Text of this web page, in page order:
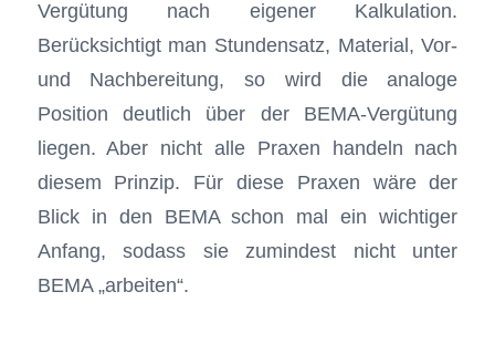
Vergütung nach eigener Kalkulation.
Berücksichtigt man Stundensatz, Material, Vor-
und Nachbereitung, so wird die analoge
Position deutlich über der BEMA-Vergütung
liegen. Aber nicht alle Praxen handeln nach
diesem Prinzip. Für diese Praxen wäre der
Blick in den BEMA schon mal ein wichtiger
Anfang, sodass sie zumindest nicht unter
BEMA „arbeiten“.